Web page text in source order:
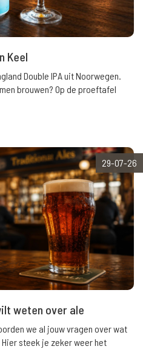
Keel
Double IPA uit Noorwegen.
brouwen? Op de proeftafel
29-07-26
weten over ale
we al jouw vragen over wat
steek je zeker weer het